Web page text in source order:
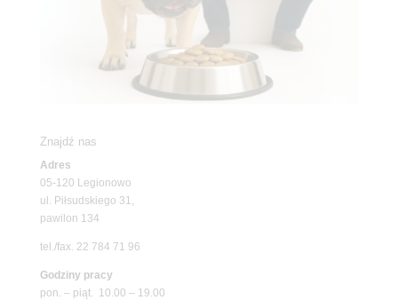
Znajdź nas
Adres
05-120 Legionowo
ul. Piłsudskiego 31,
pawilon 134
tel./fax. 22 784 71 96
Godziny pracy
pon. – piąt. 10.00 – 19.00